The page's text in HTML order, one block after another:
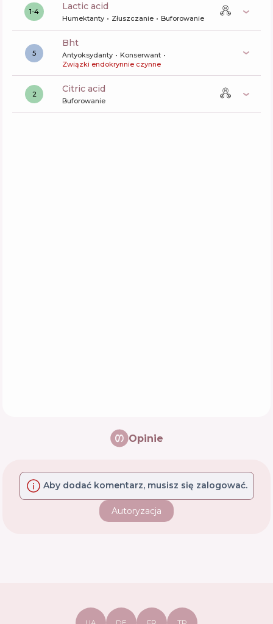
1-4 lactic acid
Humektanty Złuszczanie Buforowanie
5
bht
Antyoksydanty
Konserwant
Związki endokrynnie czynne
2 citric acid
Buforowanie
Opinie
Aby dodać komentarz, musisz się zalogować.
Autoryzacja